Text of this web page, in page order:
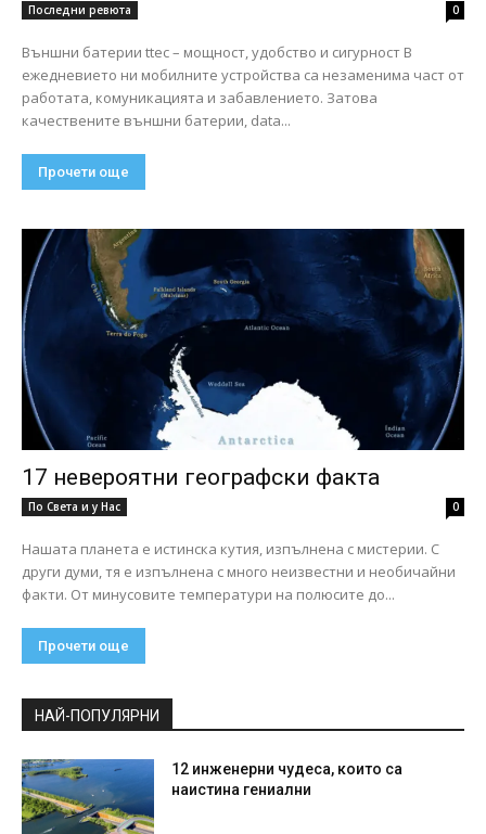
Последни ревюта 0
Външни батерии ttec – мощност, удобство и сигурност В
ежедневието ни мобилните устройства са незаменима част от
работата, комуникацията и забавлението. Затова
качествените външни батерии, data...
Прочети още
17 невероятни географски факта
По Света и у Нас 0
Нашата планета е истинска кутия, изпълнена с мистерии. С
други думи, тя е изпълнена с много неизвестни и необичайни
факти. От минусовите температури на полюсите до...
Прочети още
НАЙ-ПОПУЛЯРНИ
12 инженерни чудеса, които са
наистина гениални